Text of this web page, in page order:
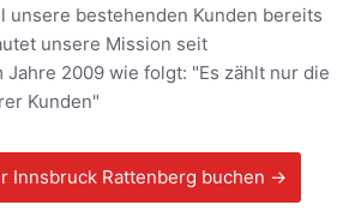
unsere bestehenden Kunden bereits
unsere Mission seit
Jahre 2009 wie folgt: "Es zählt nur die
Kunden"
Innsbruck Rattenberg buchen →